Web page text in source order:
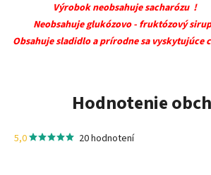
Výrobok neobsahuje sacharózu !
Neobsahuje glukózovo - fruktózový
Obsahuje sladidlo a prírodne sa vyskytujúce
Hodnotenie
5,0 20 hodnotení